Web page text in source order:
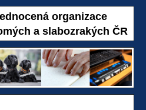
organizace
a slabozrakých ČR